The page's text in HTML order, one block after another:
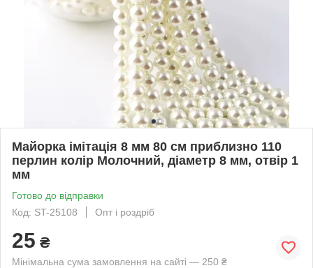
Майорка імітація 8 мм 80 см приблизно 110
перлин колір Молочний, діаметр 8 мм, отвір 1
мм
Готово до відправки
Код: ST-25108
Опт і роздріб
25 ₴
Мінімальна сума замовлення на сайті — 250 ₴